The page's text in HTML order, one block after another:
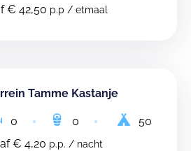
€ 42,50 p.p / etmaal
Tamme Kastanje
0 0
50
€ 4,20 p.p. / nacht